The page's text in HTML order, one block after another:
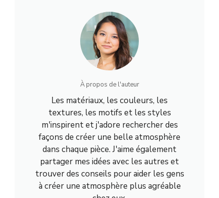
À propos de l'auteur
Les matériaux, les couleurs, les
textures, les motifs et les styles
m'inspirent et j'adore rechercher des
façons de créer une belle atmosphère
dans chaque pièce. J'aime également
partager mes idées avec les autres et
trouver des conseils pour aider les gens
à créer une atmosphère plus agréable